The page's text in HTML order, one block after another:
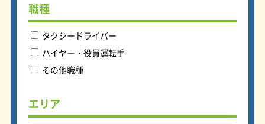
職種
タクシードライバー
ハイヤー・役員運転手
その他職種
エリア